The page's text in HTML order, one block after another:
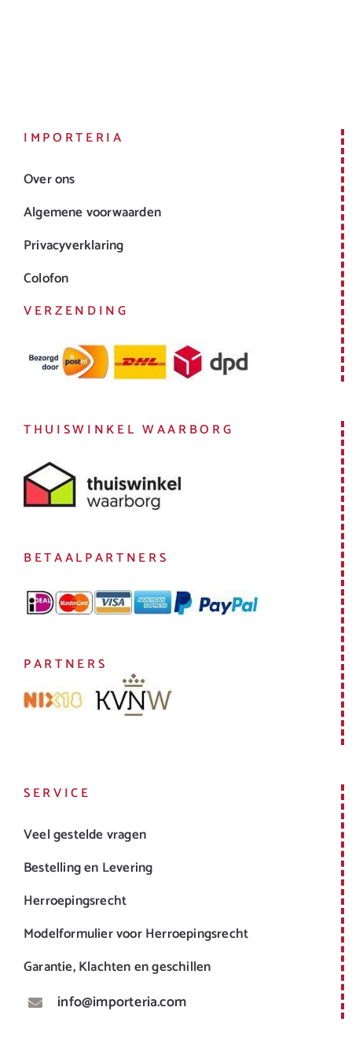
IMPORTERIA
Over ons
Algemene voorwaarden
Privacyverklaring
Colofon
VERZENDING
THUISWINKEL WAARBORG
BETAALPARTNERS
PARTNERS
SERVICE
Veel gestelde vragen
Bestelling en Levering
Herroepingsrecht
Modelformulier voor Herroepingsrecht
Garantie, Klachten en geschillen
info@importeria.com